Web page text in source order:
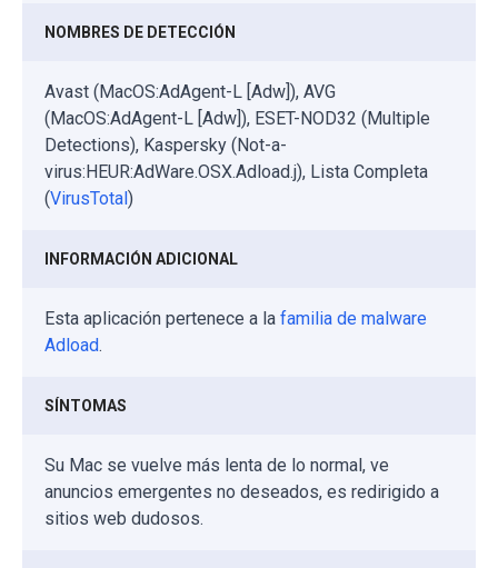
NOMBRES DE DETECCIÓN
Avast (MacOS:AdAgent-L [Adw]), AVG
(MacOS:AdAgent-L [Adw]), ESET-NOD32 (Multiple
Detections), Kaspersky (Not-a-
virus:HEUR:AdWare.OSX.Adload.j), Lista Completa
(VirusTotal)
INFORMACIÓN ADICIONAL
Esta aplicación pertenece a la familia de malware
Adload.
SÍNTOMAS
Su Mac se vuelve más lenta de lo normal, ve
anuncios emergentes no deseados, es redirigido a
sitios web dudosos.